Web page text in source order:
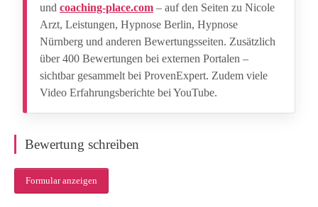
und coaching-place.com – auf den Seiten zu Nicole
Arzt, Leistungen, Hypnose Berlin, Hypnose
Nürnberg und anderen Bewertungsseiten. Zusätzlich
über 400 Bewertungen bei externen Portalen –
sichtbar gesammelt bei ProvenExpert. Zudem viele
Video Erfahrungsberichte bei YouTube.
Bewertung schreiben
Formular anzeigen